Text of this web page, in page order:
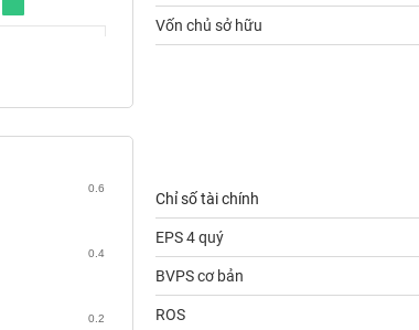
Vốn chủ sở hữu
0.2
0.4
0.6
Chỉ số tài chính
EPS 4 quý
BVPS cơ bản
ROS